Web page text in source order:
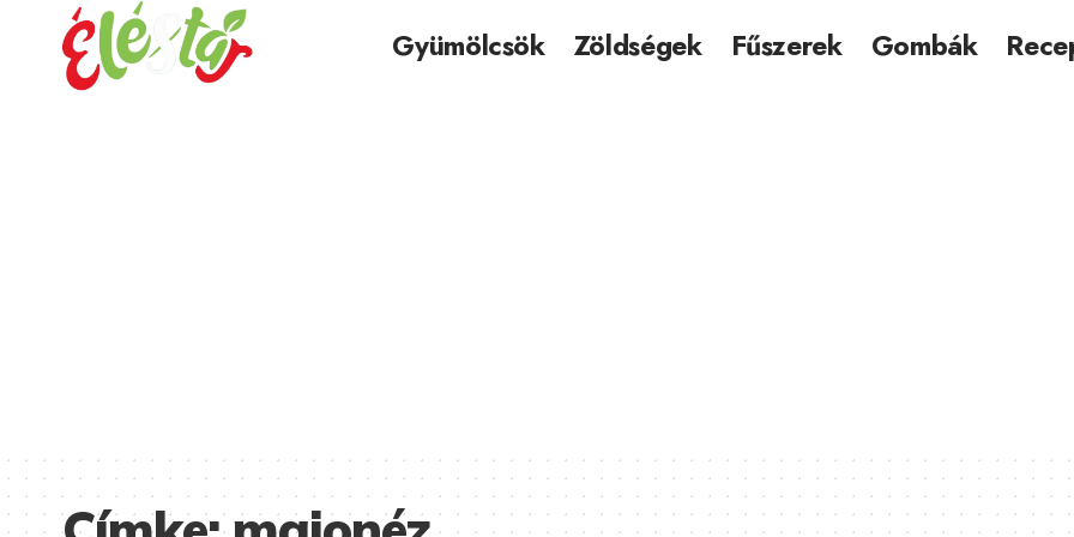
Gyümölcsök Zöldségek Fűszerek Gombák